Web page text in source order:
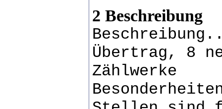
2 Beschreibung
Übertrag, 8
Zählwerke